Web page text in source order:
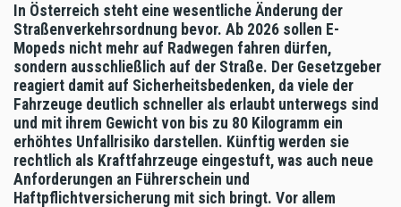
In Österreich steht eine wesentliche Änderung der
Straßenverkehrsordnung bevor. Ab 2026 sollen E-
Mopeds nicht mehr auf Radwegen fahren dürfen,
sondern ausschließlich auf der Straße. Der Gesetzgeber
reagiert damit auf Sicherheitsbedenken, da viele der
Fahrzeuge deutlich schneller als erlaubt unterwegs sind
und mit ihrem Gewicht von bis zu 80 Kilogramm ein
erhöhtes Unfallrisiko darstellen. Künftig werden sie
rechtlich als Kraftfahrzeuge eingestuft, was auch neue
Anforderungen an Führerschein und
Haftpflichtversicherung mit sich bringt. Vor allem